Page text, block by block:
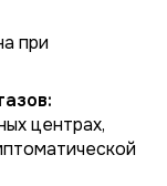
при
центрах,